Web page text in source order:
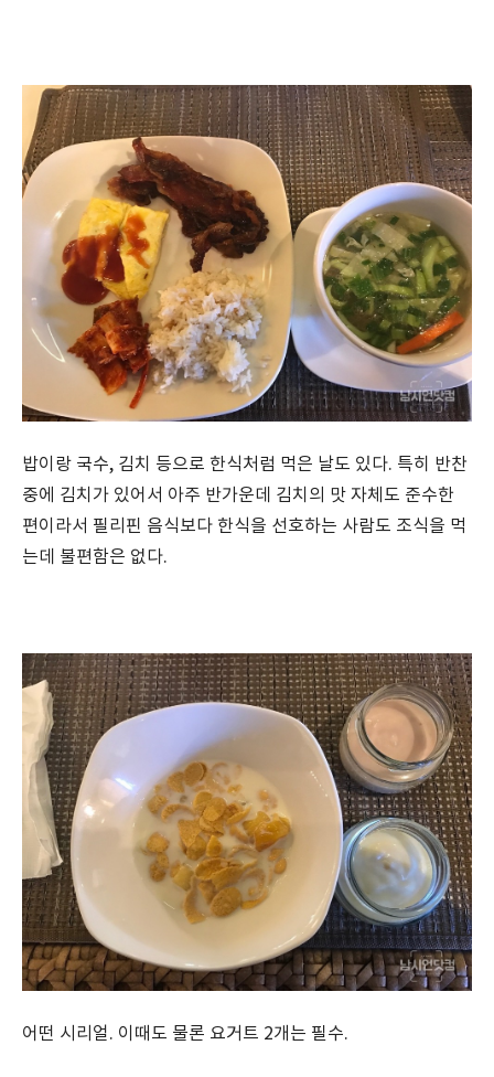
밥이랑 국수, 김치 등으로 한식처럼 먹은 날도 있다. 특히 반찬
중에 김치가 있어서 아주 반가운데 김치의 맛 자체도 준수한
편이라서 필리핀 음식보다 한식을 선호하는 사람도 조식을 먹
는데 불편함은 없다.
어떤 시리얼. 이때도 물론 요거트 2개는 필수.